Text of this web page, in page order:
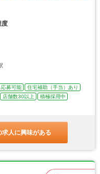
度
募可能
住宅補助（手当）あり
店舗数30以上
積極採用中
求人に興味がある